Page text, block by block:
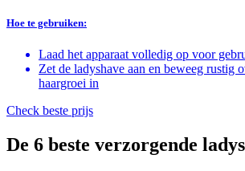
Hoe te gebruiken:
Laad het apparaat volledig op voor
Zet de ladyshave aan en beweeg rustig
haargroei in
Check beste prijs
De 6 beste verzorgende